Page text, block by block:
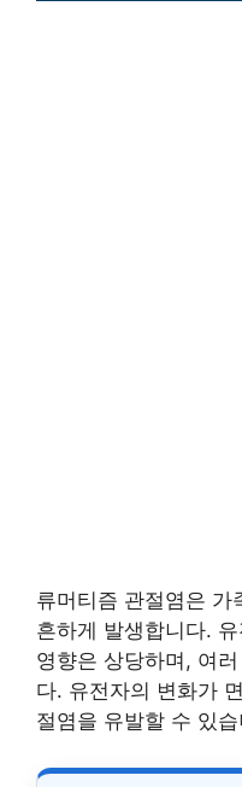
류머티즘 관절염은 가
흔하게 발생합니다.
영향은 상당하며, 여
다. 유전자의 변화가
절염을 유발할 수 있